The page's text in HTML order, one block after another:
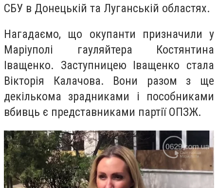
СБУ в Донецькій та Луганській областях.
Нагадаємо, що окупанти призначили у
Маріуполі гауляйтера Костянтина
Іващенко. Заступницею Іващенко стала
Вікторія Калачова. Вони разом з ще
декількома зрадниками і пособниками
вбивць є представниками партії ОПЗЖ.